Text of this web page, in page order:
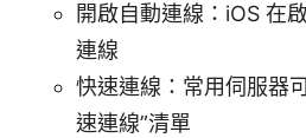
開啟自動連線：iOS 在
連線
快速連線：常用伺服器
速連線”清單